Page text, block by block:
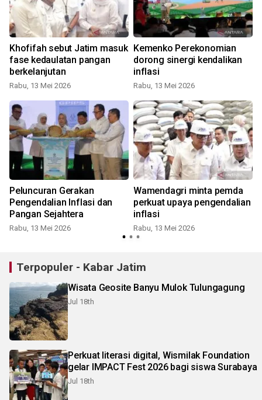
Khofifah sebut Jatim masuk
fase kedaulatan pangan
berkelanjutan
Rabu, 13 Mei 2026
Kemenko Perekonomian
dorong sinergi kendalikan
inflasi
Rabu, 13 Mei 2026
Peluncuran Gerakan
Pengendalian Inflasi dan
Pangan Sejahtera
Rabu, 13 Mei 2026
Wamendagri minta pemda
perkuat upaya pengendalian
inflasi
Rabu, 13 Mei 2026
Terpopuler - Kabar Jatim
Wisata Geosite Banyu Mulok Tulungagung
Jul 18th
Perkuat literasi digital, Wismilak Foundation
gelar IMPACT Fest 2026 bagi siswa Surabaya
Jul 18th